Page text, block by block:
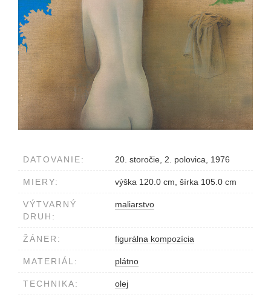
DATOVANIE: 20. storočie, 2. polovica, 1976
MIERY: výška 120.0 cm, šírka 105.0 cm
VÝTVARNÝ
DRUH:
maliarstvo
ŽÁNER: figurálna kompozícia
MATERIÁL: plátno
TECHNIKA: olej